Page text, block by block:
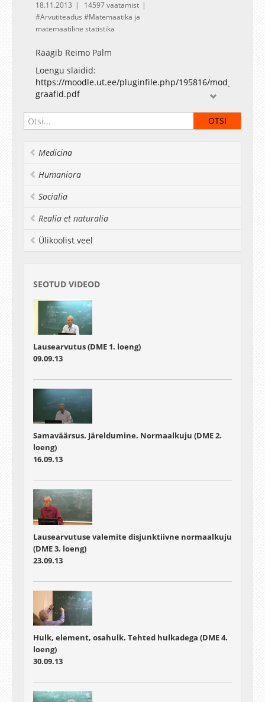
18.11.2013
14597 vaatamist
Arvutiteadus
Matemaatika ja
matemaatiline statistika
Räägib Reimo Palm
Loengu slaidid:
https://moodle.ut.ee/pluginfile.php/195816/
graafid.pdf
Medicina
Humaniora
Socialia
Realia et naturalia
Ülikoolist veel
SEOTUD VIDEOD
Lausearvutus (DME 1. loeng)
09.09.13
Samaväärsus. Järeldumine. Normaalkuju (DME 2.
loeng)
16.09.13
Lausearvutuse valemite disjunktiivne normaalkuju
(DME 3. loeng)
23.09.13
Hulk, element, osahulk. Tehted hulkadega (DME 4.
loeng)
30.09.13